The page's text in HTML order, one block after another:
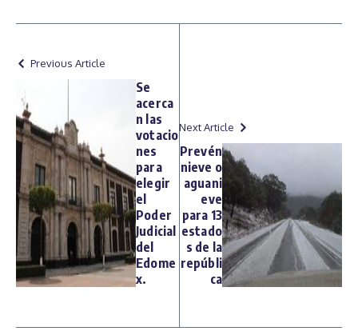
Previous Article
Se
acerca
n las
votacio
nes
para
elegir
el
Poder
Judicial
del
Edome
x.
Next Article
Prevén
nieve o
aguani
eve
para 13
estado
s de la
repúbli
ca